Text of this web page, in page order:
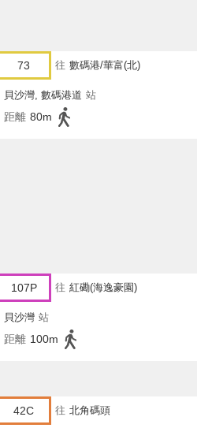
73 往 數碼港/華富(北)
貝沙灣, 數碼港道 站
距離 80m
107P 往 紅磡(海逸豪園)
貝沙灣 站
距離 100m
42C 往 北角碼頭